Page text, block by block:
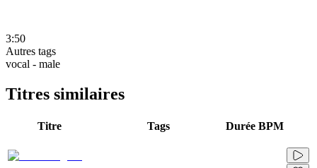
3:50
Autres tags
vocal - male
Titres similaires
Titre Tags Durée BPM